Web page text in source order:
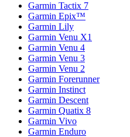
Garmin Tactix 7
Garmin Epix™
Garmin Lily
Garmin Venu X1
Garmin Venu 4
Garmin Venu 3
Garmin Venu 2
Garmin Forerunner
Garmin Instinct
Garmin Descent
Garmin Quatix 8
Garmin Vivo
Garmin Enduro